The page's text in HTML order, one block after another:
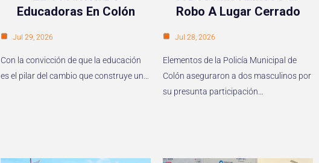
Educadoras En Colón
Jul 29, 2026
Con la convicción de que la educación
es el pilar del cambio que construye un…
Robo A Lugar Cerrado
Jul 28, 2026
Elementos de la Policía Municipal de
Colón aseguraron a dos masculinos por
su presunta participación…